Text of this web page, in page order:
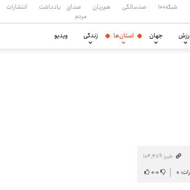
شبکه۱۰۰ صدسالگی هم‌زبان
صدای
مردم
یادداشت انتشارات
جهان استان‌ها زندگی ویدیو
خبر: ۱۰۴٬۴۸۹
۰ ۰-۰